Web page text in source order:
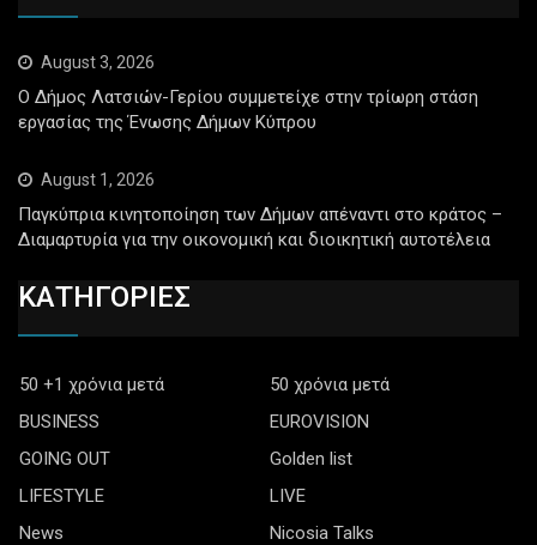
August 3, 2026
Ο Δήμος Λατσιών-Γερίου συμμετείχε στην τρίωρη στάση
εργασίας της Ένωσης Δήμων Κύπρου
August 1, 2026
Παγκύπρια κινητοποίηση των Δήμων απέναντι στο κράτος –
Διαμαρτυρία για την οικονομική και διοικητική αυτοτέλεια
ΚΑΤΗΓΟΡΙΕΣ
50 +1 χρόνια μετά
50 χρόνια μετά
BUSINESS
EUROVISION
GOING OUT
Golden list
LIFESTYLE
LIVE
News
Nicosia Talks